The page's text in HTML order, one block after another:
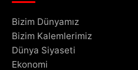
Bizim Dünyamız
Bizim Kalemlerimiz
Dünya Siyaseti
Ekonomi